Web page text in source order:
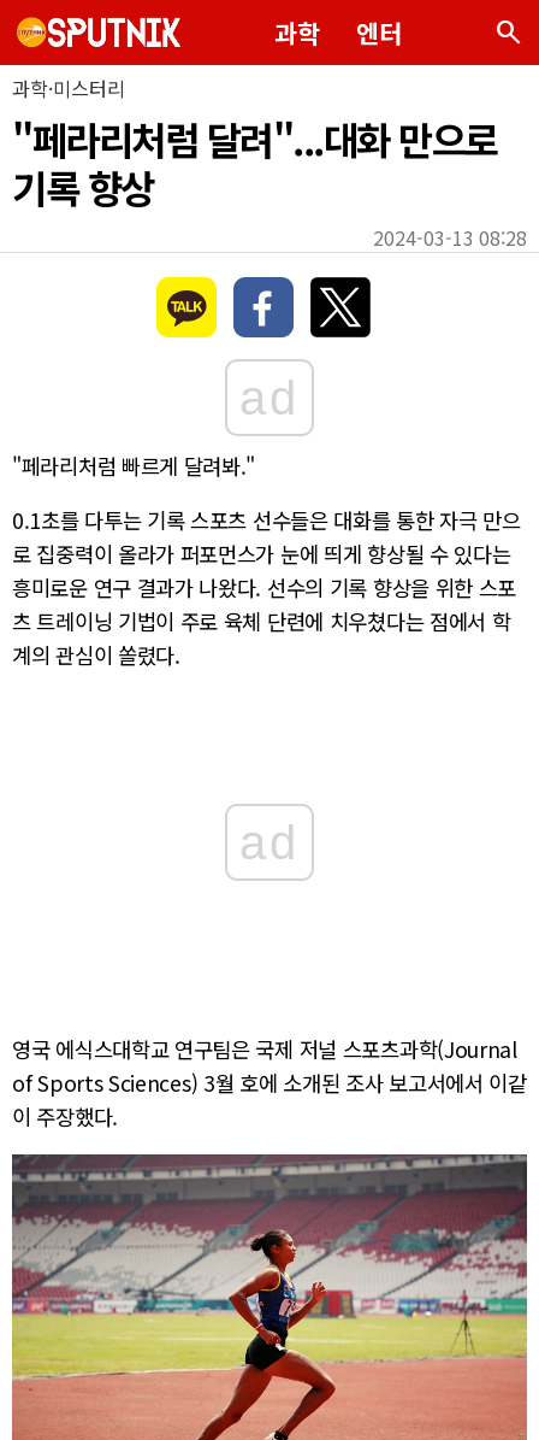
과학 엔터 search
과학·미스터리
"페라리처럼 달려"...대화 만으로
기록 향상
2024-03-13 08:28
ad
"페라리처럼 빠르게 달려봐."
0.1초를 다투는 기록 스포츠 선수들은 대화를 통한 자극 만으
로 집중력이 올라가 퍼포먼스가 눈에 띄게 향상될 수 있다는
흥미로운 연구 결과가 나왔다. 선수의 기록 향상을 위한 스포
츠 트레이닝 기법이 주로 육체 단련에 치우쳤다는 점에서 학
계의 관심이 쏠렸다.
ad
영국 에식스대학교 연구팀은 국제 저널 스포츠과학(Journal
of Sports Sciences) 3월 호에 소개된 조사 보고서에서 이같
이 주장했다.